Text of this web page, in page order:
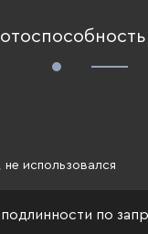
не использовался
по